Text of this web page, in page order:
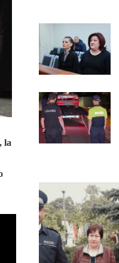
la